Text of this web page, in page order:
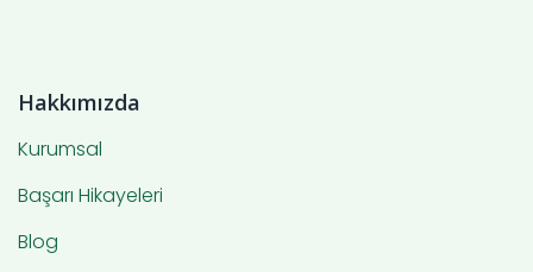
Hakkımızda
Kurumsal
Başarı Hikayeleri
Blog